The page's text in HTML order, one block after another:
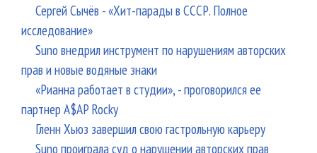
Сергей Сычёв - «Хит-парады в СССР. Полное
исследование»
Suno внедрил инструмент по нарушениям авторских
прав и новые водяные знаки
«Рианна работает в студии», - проговорился ее
партнер A$AP Rocky
Гленн Хьюз завершил свою гастрольную карьеру
Suno проиграла суд о нарушении авторских прав